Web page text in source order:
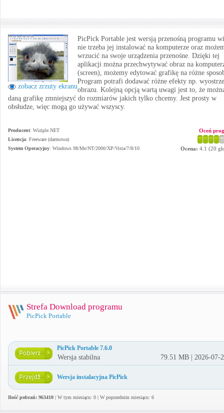
zobacz zrzuty ekranu
PicPick Portable jest wersją przenośną programu
nie trzeba jej instalować na komputerze oraz
wrzucić na swoje urządzenia przenośne. Dzięki tej
aplikacji można przechwytywać obraz na
(screen), możemy edytować grafikę na różne
Program potrafi dodawać różne efekty np.
obrazu. Kolejną opcją wartą uwagi jest to, że
daną grafikę zmniejszyć do rozmiarów jakich tylko chcemy. Jest prosty w
obsłudze, więc mogą go używać wszyscy.
Producent: Wiziple.NET
Licencja: Freeware (darmowa)
System Operacyjny: Windows 98/Me/NT/2000/XP/Vista/7/8/10
Oceń
Ocena: 4.1 (20
Strefa Download programu
PicPick Portable
PicPick Portable 7.6.0
Wersja stabilna 79.51 MB | 2026-07-
Wersja instalacyjna PicPick
Ilość pobrań: 963410 | W tym miesiącu: 0 | W poprzednim miesiącu: 6